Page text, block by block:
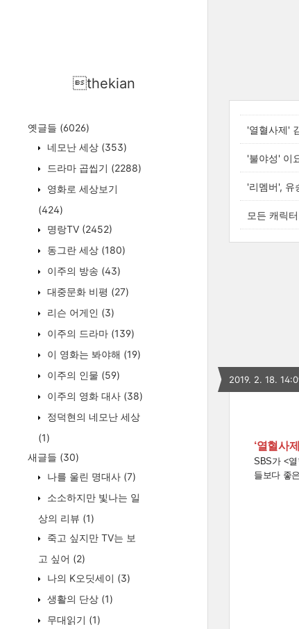
thekian
옛글들 (6026)
네모난 세상 (353)
드라마 곱씹기 (2288)
영화로 세상보기
(424)
명랑TV (2452)
동그란 세상 (180)
이주의 방송 (43)
대중문화 비평 (27)
리슨 어게인 (3)
이주의 드라마 (139)
이 영화는 봐야해 (19)
이주의 인물 (59)
이주의 영화 대사 (38)
정덕현의 네모난 세상
(1)
새글들 (30)
나를 울린 명대사 (7)
소소하지만 빛나는 일
상의 리뷰 (1)
죽고 싶지만 TV는 보
고 싶어 (2)
나의 K오딧세이 (3)
생활의 단상 (1)
무대읽기 (1)
'열혈사제'
'불야성' 이
'리멤버', 유
모든 캐릭
2019. 2. 18.
‘열혈사
SBS가 <
들보다 좋